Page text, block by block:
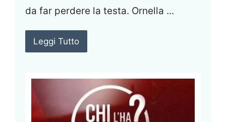
da far perdere la testa. Ornella ...
Leggi Tutto